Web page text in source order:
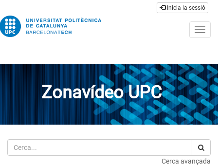
Inicia la sessió
Zonavídeo UPC
Cerca
Cerca avançada